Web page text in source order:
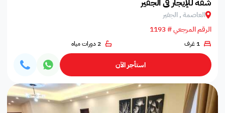
العاصمة , الجفير
الرقم المرجعي # 1193
1 غرف 2 دورات مياه
استأجر الآن